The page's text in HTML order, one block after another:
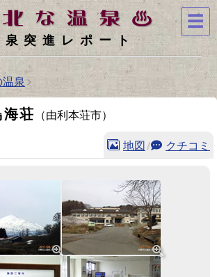
泉突進レポート
泉
荘 （由利本荘市）
地図 / クチコミ
☰